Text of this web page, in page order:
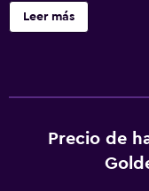
alojamiento se
Kaohsiung, a 6,9 km
Phoenix Hotel
a la ciudad, y todas
Leer más
Precio de